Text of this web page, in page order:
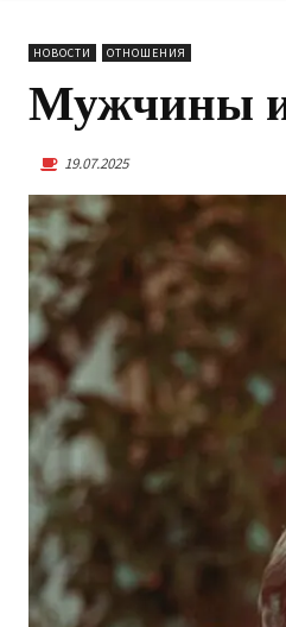
НОВОСТИ ОТНОШЕНИЯ
Мужчины
19.07.2025